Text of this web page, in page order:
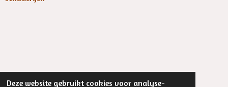
Deze website gebruikt cookies voor analyse-
©2023 EsthersArtOnCards